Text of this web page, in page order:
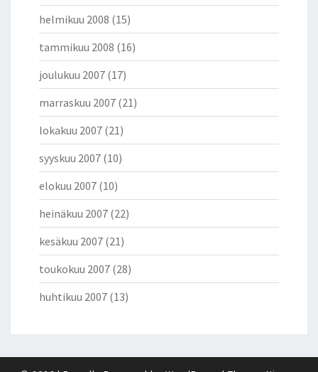
helmikuu 2008 (15)
tammikuu 2008 (16)
joulukuu 2007 (17)
marraskuu 2007 (21)
lokakuu 2007 (21)
syyskuu 2007 (10)
elokuu 2007 (10)
heinäkuu 2007 (22)
kesäkuu 2007 (21)
toukokuu 2007 (28)
huhtikuu 2007 (13)